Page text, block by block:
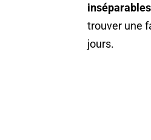
trouver une
jours.